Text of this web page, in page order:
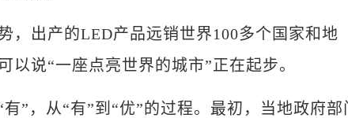
出产的LED产品远销世界100多个国家和地
以说“一座点亮世界的城市”正在起步。
，从“有”到“优”的过程。最初，当地政府部